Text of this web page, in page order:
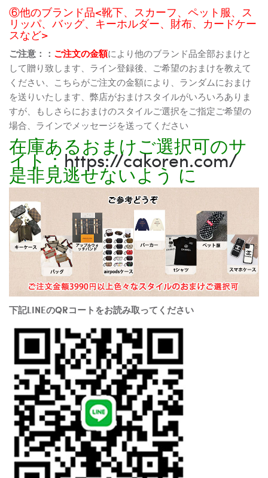
⑥他のブランド品<靴下、スカーフ、ペット服、ス
リッパ、バッグ、キーホルダー、財布、カードケー
スなど>
ご注意：： ご注文の金額により他のブランド品全部おまけと
して贈り致します、ライン登録後、ご希望のおまけを教えて
ください、こちらがご注文の金額により、ランダムにおまけ
を送りいたします、弊店がおまけスタイルがいろいろありま
すが、もしさらにおまけのスタイルご選択をご指定ご希望の
場合、ラインでメッセージを送ってください
在庫あるおまけご選択可のサ
イト：https://cakoren.com/
是非見逃せないよう に
下記LINEのQRコートをお読み取ってください